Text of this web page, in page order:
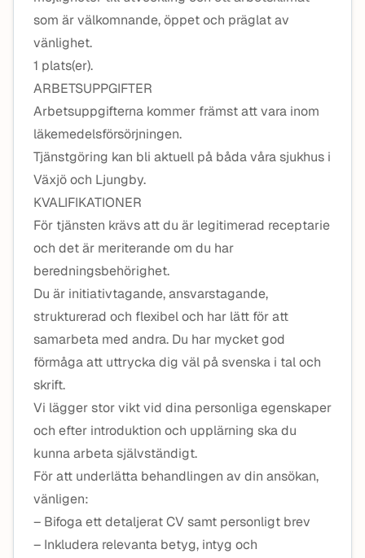
som är välkomnande, öppet och präglat av
vänlighet.
1 plats(er).
ARBETSUPPGIFTER
Arbetsuppgifterna kommer främst att vara inom
läkemedelsförsörjningen.
Tjänstgöring kan bli aktuell på båda våra sjukhus i
Växjö och Ljungby.
KVALIFIKATIONER
För tjänsten krävs att du är legitimerad receptarie
och det är meriterande om du har
beredningsbehörighet.
Du är initiativtagande, ansvarstagande,
strukturerad och flexibel och har lätt för att
samarbeta med andra. Du har mycket god
förmåga att uttrycka dig väl på svenska i tal och
skrift.
Vi lägger stor vikt vid dina personliga egenskaper
och efter introduktion och upplärning ska du
kunna arbeta självständigt.
För att underlätta behandlingen av din ansökan,
vänligen:
– Bifoga ett detaljerat CV samt personligt brev
– Inkludera relevanta betyg, intyg och